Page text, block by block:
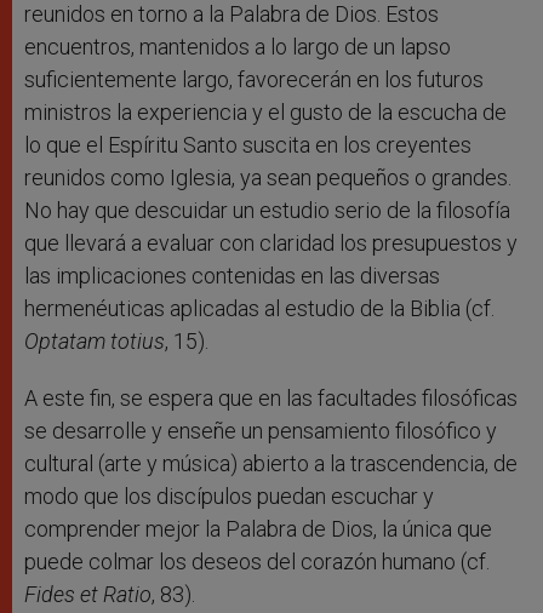
reunidos en torno a la Palabra de Dios. Estos
encuentros, mantenidos a lo largo de un lapso
suficientemente largo, favorecerán en los futuros
ministros la experiencia y el gusto de la escucha de
lo que el Espíritu Santo suscita en los creyentes
reunidos como Iglesia, ya sean pequeños o grandes.
No hay que descuidar un estudio serio de la filosofía
que llevará a evaluar con claridad los presupuestos y
las implicaciones contenidas en las diversas
hermenéuticas aplicadas al estudio de la Biblia (cf.
Optatam totius, 15).
A este fin, se espera que en las facultades filosóficas
se desarrolle y enseñe un pensamiento filosófico y
cultural (arte y música) abierto a la trascendencia, de
modo que los discípulos puedan escuchar y
comprender mejor la Palabra de Dios, la única que
puede colmar los deseos del corazón humano (cf.
Fides et Ratio, 83).